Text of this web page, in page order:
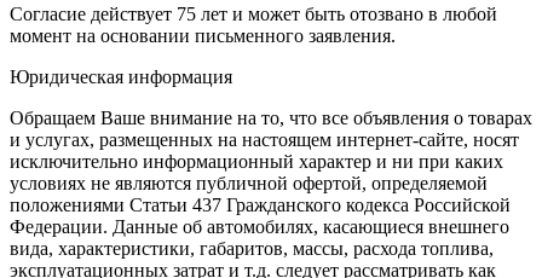
Согласие действует 75 лет и может быть отозвано в любой
момент на основании письменного заявления.
Юридическая информация
Обращаем Ваше внимание на то, что все объявления о товарах
и услугах, размещенных на настоящем интернет-сайте, носят
исключительно информационный характер и ни при каких
условиях не являются публичной офертой, определяемой
положениями Статьи 437 Гражданского кодекса Российской
Федерации. Данные об автомобилях, касающиеся внешнего
вида, характеристики, габаритов, массы, расхода топлива,
эксплуатационных затрат и т.д. следует рассматривать как